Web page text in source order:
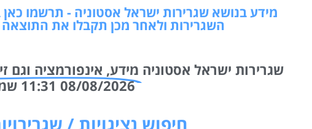
מידע בנושא שגרירות ישראל אסטוניה - תרשמו
השגרירות ולאחר מכן תקבלו את התוצאה
שגרירות ישראל אסטוניה מידע, אינפורמציה וגם
08/08/2026 11:31 שמחנו לעזור!
חיפוש נציגויות /